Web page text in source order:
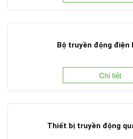
Bộ truyền động điện
Chi tiết
Thiết bị truyền động